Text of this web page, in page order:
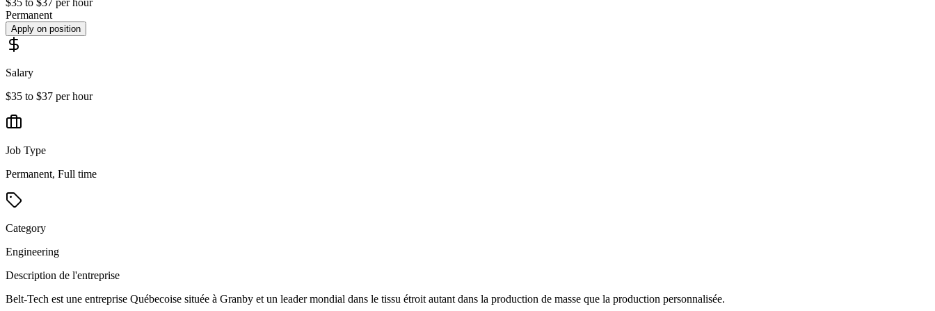
$35 to $37 per hour
Permanent
Apply on position
Salary
$35 to $37 per hour
Job Type
Permanent, Full time
Category
Engineering
Description de l'entreprise
Belt-Tech est une entreprise Québecoise située à Granby et un leader mondial dans le tissu étroit autant dans la production de masse que la production personnalisée.